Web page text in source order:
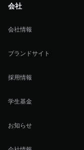
会社
会社情報
ブランドサイト
採用情報
学生基金
お知らせ